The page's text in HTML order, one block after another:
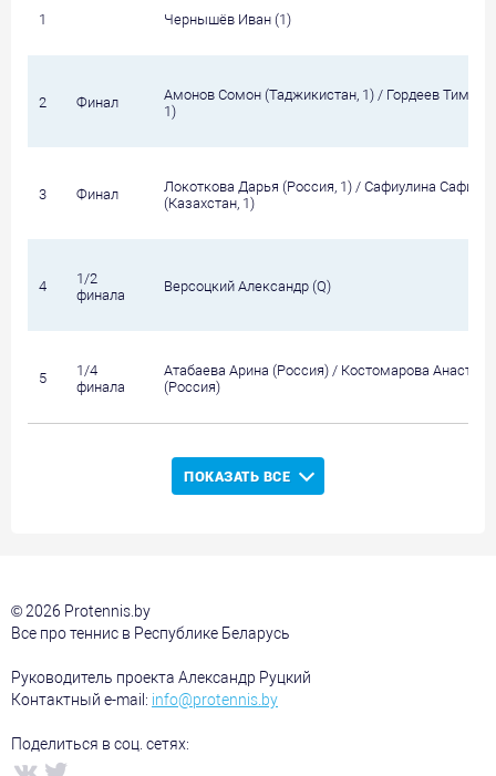
1 Чернышёв Иван (1)
2 Финал
Амонов Сомон (Таджикистан, 1) / Гордеев Тимур
1)
3 Финал
Локоткова Дарья (Россия, 1) / Сафиулина Сафина
(Казахстан, 1)
4
1/2
финала
Версоцкий Александр (Q)
5
1/4
финала
Атабаева Арина (Россия) / Костомарова
(Россия)
ПОКАЗАТЬ ВСЕ
© 2026 Protennis.by
Все про теннис в Республике Беларусь
Руководитель проекта Александр Руцкий
Контактный e-mail: info@protennis.by
Поделиться в соц. сетях: